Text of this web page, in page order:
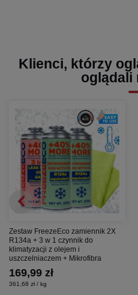
Klienci, którzy
oglądali
Zestaw FreezeEco zamiennik 2X
R134a + 3 w 1 czynnik do
klimatyzacji z olejem i
uszczelniaczem + Mikrofibra
169,99 zł
361,68 zł / kg